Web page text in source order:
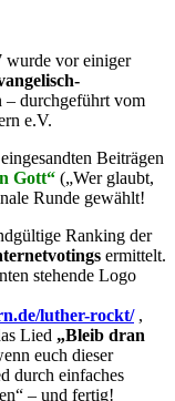
wurde vor einiger
– durchgeführt vom
e.V.
Beiträgen
Gott“ („Wer glaubt,
Runde gewählt!
Ranking der
ermittelt.
stehende Logo
luther-rockt/,
Lied „Bleib dran
euch dieser
durch einfaches
– und fertig!